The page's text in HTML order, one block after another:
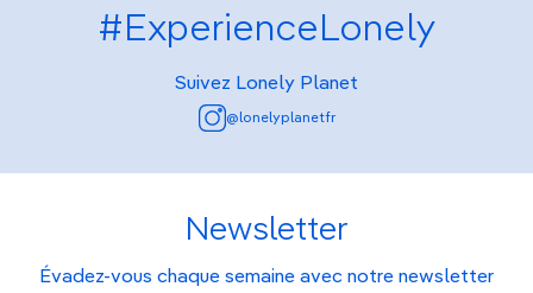
#ExperienceLonely
Suivez Lonely Planet
@lonelyplanetfr
Newsletter
Évadez-vous chaque semaine avec notre newsletter